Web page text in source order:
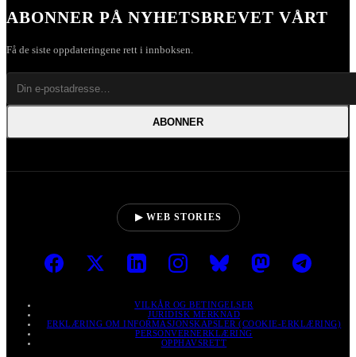
ABONNER PÅ NYHETSBREVET VÅRT
Få de siste oppdateringene rett i innboksen.
ABONNER
▶ WEB STORIES
VILKÅR OG BETINGELSER
JURIDISK MERKNAD
ERKLÆRING OM INFORMASJONSKAPSLER (COOKIE-ERKLÆRING)
PERSONVERNERKLÆRING
OPPHAVSRETT